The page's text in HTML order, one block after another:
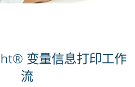
变量信息打印工作
流